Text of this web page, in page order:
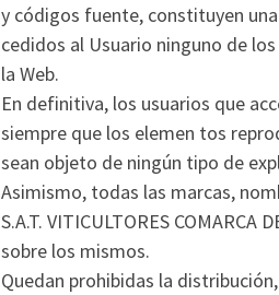
y códigos fuente, constituyen una
cedidos al Usuario ninguno de
la Web.
En definitiva, los usuarios que
siempre que los elemen tos
sean objeto de ningún tipo de
Asimismo, todas las marcas,
S.A.T. VITICULTORES
sobre los mismos.
Quedan prohibidas la